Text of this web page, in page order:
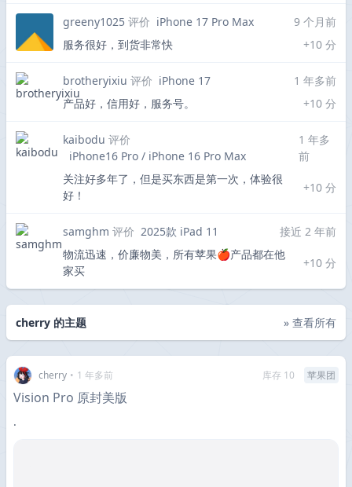
greeny1025 评价 iPhone 17 Pro Max
9 个月前
服务很好，到货非常快
+10 分
brotheryixiu 评价 iPhone 17
1 年多前
产品好，信用好，服务号。
+10 分
kaibodu 评价
iPhone16 Pro / iPhone 16 Pro Max
1 年多
前
关注好多年了，但是买东西是第一次，体验很
好！
+10 分
samghm 评价 2025款 iPad 11
接近 2 年前
物流迅速，价廉物美，所有苹果🍎产品都在他
家买
+10 分
cherry 的主题 » 查看所有
cherry • 1 年多前 库存 10 苹果团
Vision Pro 原封美版
·